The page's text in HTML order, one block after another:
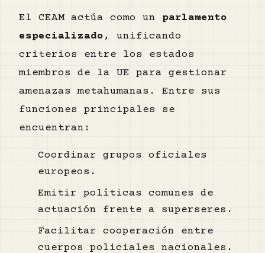
El CEAM actúa como un parlamento
especializado , unificando
criterios entre los estados
miembros de la UE para gestionar
amenazas metahumanas. Entre sus
funciones principales se
encuentran:
Coordinar grupos oficiales
europeos.
Emitir políticas comunes de
actuación frente a superseres.
Facilitar cooperación entre
cuerpos policiales nacionales.